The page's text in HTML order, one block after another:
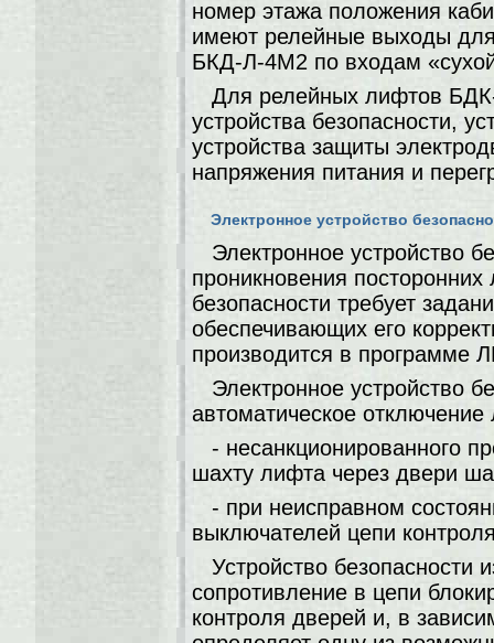
номер этажа положения
имеют релейные выходы
БКД-Л-4М2 по входам «сухой
Для релейных лифтов
устройства безопасности,
устройства защиты
напряжения питания и
Электронное устройство
Электронное устройство
проникновения
безопасности требует
обеспечивающих его
производится в программе
Электронное устройство
автоматическое
- несанкционированного
шахту лифта через двери
- при неисправном
выключателей цепи
Устройство безопасности
сопротивление в цепи
контроля дверей и, в